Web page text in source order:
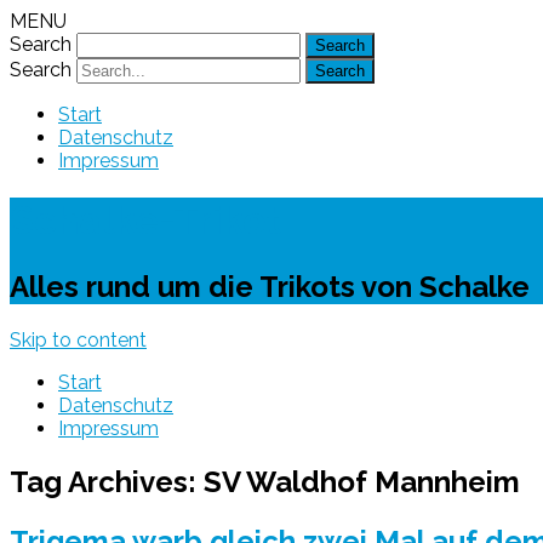
MENU
Search
Search
Start
Datenschutz
Impressum
Alles rund um die Trikots von Schalke
Skip to content
Start
Datenschutz
Impressum
Tag Archives: SV Waldhof Mannheim